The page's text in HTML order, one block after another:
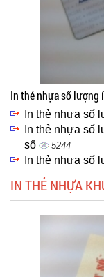
In thẻ nhựa số lượng
In thẻ nhựa số
In thẻ nhựa số
số
5244
In thẻ nhựa số
IN THẺ NHỰA